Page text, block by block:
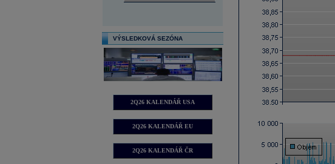
VÝSLEDKOVÁ SEZÓNA
2Q26 KALENDÁŘ USA
2Q26 KALENDÁŘ EU
2Q26 KALENDÁŘ ČR